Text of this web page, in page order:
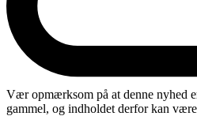
Vær opmærksom på at denne nyhed
gammel, og indholdet derfor kan